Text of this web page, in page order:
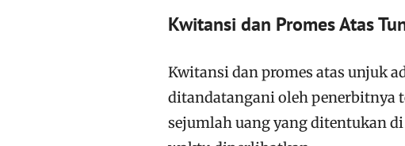
Kwitansi dan Promes Atas
Kwitansi dan promes atas unjuk
ditandatangani oleh penerbitnya
sejumlah uang yang ditentukan